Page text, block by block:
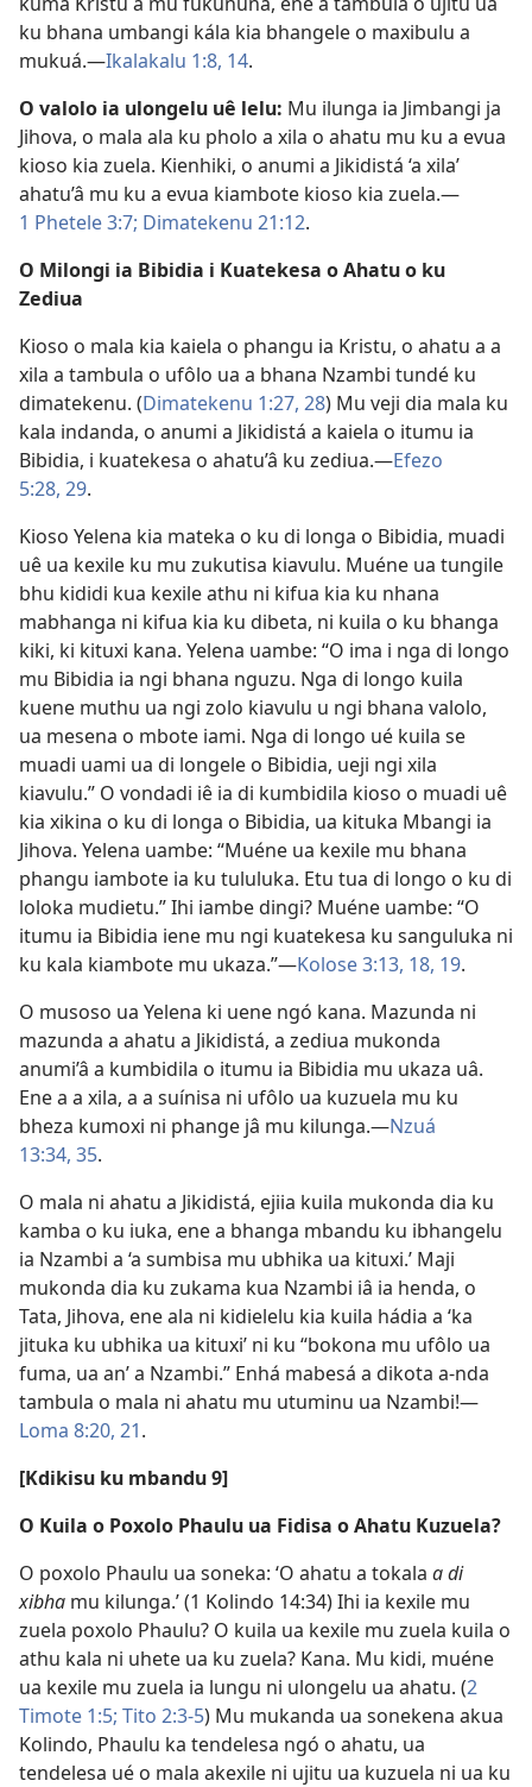
ku bhana umbangi kála kia bhangele o maxibulu a
mukuá.—Ikalakalu 1:8, 14.
O valolo ia ulongelu uê lelu: Mu ilunga ia Jimbangi ja
Jihova, o mala ala ku pholo a xila o ahatu mu ku a evua
kioso kia zuela. Kienhiki, o anumi a Jikidistá ‘a xila’
ahatu’â mu ku a evua kiambote kioso kia zuela.—
1 Phetele 3:7; Dimatekenu 21:12.
O Milongi ia Bibidia i Kuatekesa o Ahatu o ku
Zediua
Kioso o mala kia kaiela o phangu ia Kristu, o ahatu a a
xila a tambula o ufôlo ua a bhana Nzambi tundé ku
dimatekenu. (Dimatekenu 1:27, 28) Mu veji dia mala ku
kala indanda, o anumi a Jikidistá a kaiela o itumu ia
Bibidia, i kuatekesa o ahatu’â ku zediua.—Efezo
5:28, 29.
Kioso Yelena kia mateka o ku di longa o Bibidia, muadi
uê ua kexile ku mu zukutisa kiavulu. Muéne ua tungile
bhu kididi kua kexile athu ni kifua kia ku nhana
mabhanga ni kifua kia ku dibeta, ni kuila o ku bhanga
kiki, ki kituxi kana. Yelena uambe: “O ima i nga di longo
mu Bibidia ia ngi bhana nguzu. Nga di longo kuila
kuene muthu ua ngi zolo kiavulu u ngi bhana valolo,
ua mesena o mbote iami. Nga di longo ué kuila se
muadi uami ua di longele o Bibidia, ueji ngi xila
kiavulu.” O vondadi iê ia di kumbidila kioso o muadi uê
kia xikina o ku di longa o Bibidia, ua kituka Mbangi ia
Jihova. Yelena uambe: “Muéne ua kexile mu bhana
phangu iambote ia ku tululuka. Etu tua di longo o ku di
loloka mudietu.” Ihi iambe dingi? Muéne uambe: “O
itumu ia Bibidia iene mu ngi kuatekesa ku sanguluka ni
ku kala kiambote mu ukaza.”—Kolose 3:13, 18, 19.
O musoso ua Yelena ki uene ngó kana. Mazunda ni
mazunda a ahatu a Jikidistá, a zediua mukonda
anumi’â a kumbidila o itumu ia Bibidia mu ukaza uâ.
Ene a a xila, a a suínisa ni ufôlo ua kuzuela mu ku
bheza kumoxi ni phange jâ mu kilunga.—Nzuá
13:34, 35.
O mala ni ahatu a Jikidistá, ejiia kuila mukonda dia ku
kamba o ku iuka, ene a bhanga mbandu ku ibhangelu
ia Nzambi a ‘a sumbisa mu ubhika ua kituxi.’ Maji
mukonda dia ku zukama kua Nzambi iâ ia henda, o
Tata, Jihova, ene ala ni kidielelu kia kuila hádia a ‘ka
jituka ku ubhika ua kituxi’ ni ku “bokona mu ufôlo ua
fuma, ua an’ a Nzambi.” Enhá mabesá a dikota a-nda
tambula o mala ni ahatu mu utuminu ua Nzambi!—
Loma 8:20, 21.
[Kdikisu ku mbandu 9]
O Kuila o Poxolo Phaulu ua Fidisa o Ahatu Kuzuela?
O poxolo Phaulu ua soneka: ‘O ahatu a tokala a di
xibha mu kilunga.’ (1 Kolindo 14:34) Ihi ia kexile mu
zuela poxolo Phaulu? O kuila ua kexile mu zuela kuila o
athu kala ni uhete ua ku zuela? Kana. Mu kidi, muéne
ua kexile mu zuela ia lungu ni ulongelu ua ahatu. (2
Timote 1:5; Tito 2:3-5) Mu mukanda ua sonekena akua
Kolindo, Phaulu ka tendelesa ngó o ahatu, ua
tendelesa ué o mala akexile ni ujitu ua kuzuela ni ua ku